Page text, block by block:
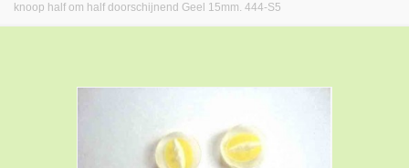
knoop half om half doorschijnend Geel 15mm. 444-S5